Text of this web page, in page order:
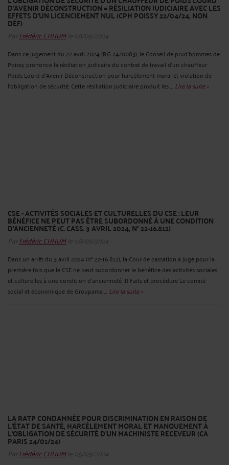
D'AVENIR DÉCONSTRUCTION = RÉSILIATION JUDICIAIRE AVEC LES
EFFETS D’UN LICENCIEMENT NUL (CPH POISSY 22/04/24, NON
DÉF)
Par Frédéric CHHUMle 08/05/2024
Dans ce jugement du 22 avril 2024 (RG 24/0083), le Conseil de prud’hommes de
Poissy prononce la résiliation judicaire du contrat de travail d’un chauffeur
Poids Lourd d’Avenir Déconstruction pour harcèlement moral et violation de
l’obligation de sécurité. Cette résiliation judiciaire produit les ... Lire la suite >
CSE - ACTIVITÉS SOCIALES ET CULTURELLES DU CSE : LEUR
BÉNÉFICE NE PEUT PAS ÊTRE SUBORDONNÉ À UNE CONDITION
D’ANCIENNETÉ (C. CASS. 3 AVRIL 2024, N° 22-16.812)
Par Frédéric CHHUMle 08/05/2024
Dans un arrêt du 3 avril 2024 (n° 22-16.812), la Cour de cassation a jugé pour la
première fois que le CSE ne peut subordonner le bénéfice des activités sociales
et culturelles à une condition d'ancienneté. 1) Faits et procédure Le comité
social et économique de Groupama ... Lire la suite >
LA RATP CONDAMNÉE POUR DISCRIMINATION EN RAISON DE
L’ÉTAT DE SANTÉ, HARCÈLEMENT MORAL ET MANQUEMENT À
L’OBLIGATION DE SÉCURITÉ D’UN MACHINISTE RECEVEUR (CA
PARIS 24/01/24)
Par Frédéric CHHUMle 05/05/2024